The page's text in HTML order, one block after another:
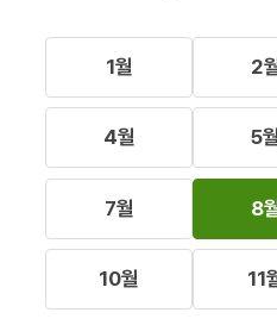
1월 2
4월 5월
7월 8
10월 11